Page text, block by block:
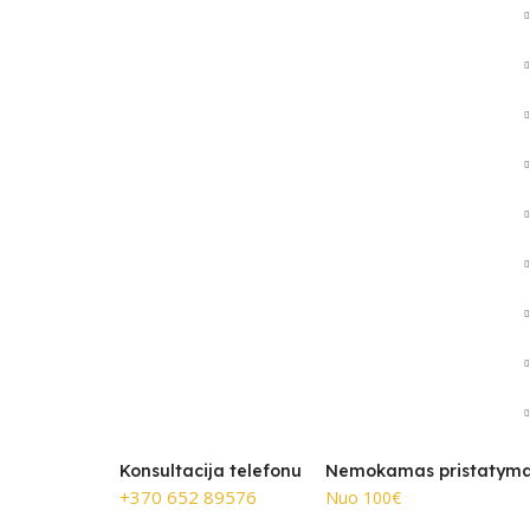
Konsultacija telefonu
+370 652 89576
Nemokamas
Nuo 100€